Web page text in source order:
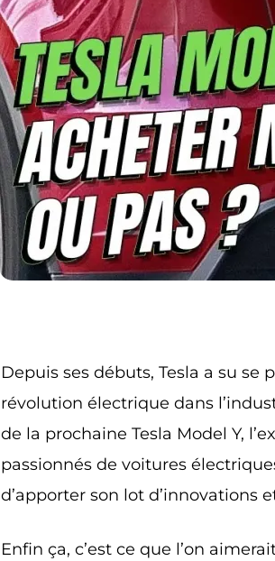
Depuis ses débuts, Tesla a su
révolution électrique dans
de la prochaine Tesla Model Y,
passionnés de voitures
d’apporter son lot d’innovations
Enfin ça, c’est ce que l’on